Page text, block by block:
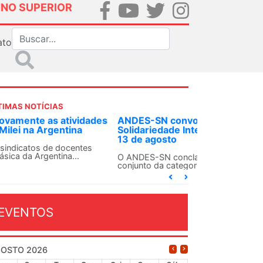
SUPERIOR
NOTÍCIAS
SN convoca docentes para Dia de
Internacionalista com Cuba em
SN conclama suas seções sindicais e o
da categoria docente a construírem, no